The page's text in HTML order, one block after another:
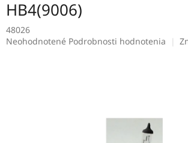
HB4(9006)
48026
Priemerné
Neohodnotené Podrobnosti hodnotenia